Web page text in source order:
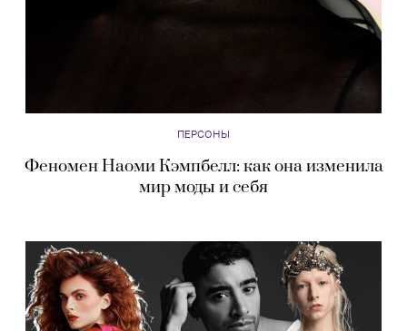
ПЕРСОНЫ
Феномен Наоми Кэмпбелл: как она изменила
мир моды и себя